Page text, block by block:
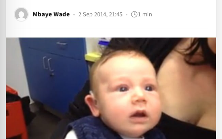
Mbaye Wade 2 Sep 2014, 21:45 1 min